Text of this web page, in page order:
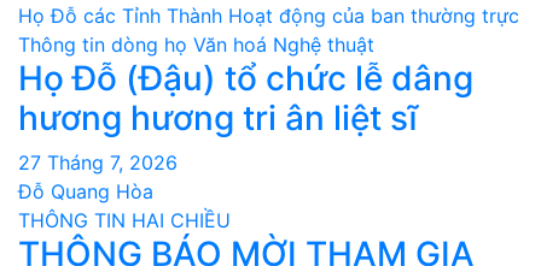
Họ Đỗ các Tỉnh Thành Hoạt động của ban thường trực
Thông tin dòng họ Văn hoá Nghệ thuật
Họ Đỗ (Đậu) tổ chức lễ dâng
hương hương tri ân liệt sĩ
27 Tháng 7, 2026
Đỗ Quang Hòa
THÔNG TIN HAI CHIỀU
THÔNG BÁO MỜI THAM GIA